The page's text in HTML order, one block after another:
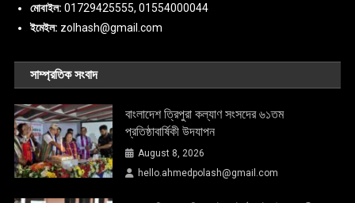
মোবাইল: 01729425555, 01554000044
ইমেইল: zolhash@gmail.com
সাম্প্রতিক সংবাদ
বাংলাদেশ ত্রিপুরা কল্যাণ সংসদের ৬১তম
প্রতিষ্ঠাবার্ষিকী উদযাপন
August 8, 2026
hello.ahmedpolash@gmail.com